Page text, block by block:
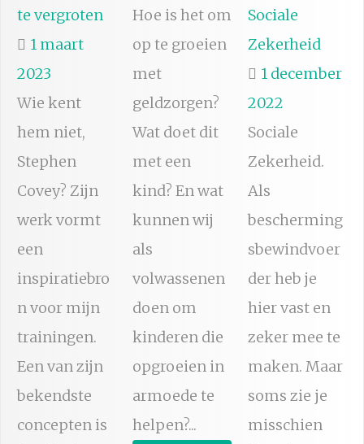
te vergroten
1 maart
2023
Wie kent
hem niet,
Stephen
Covey? Zijn
werk vormt
een
inspiratiebro
n voor mijn
trainingen.
Een van zijn
bekendste
concepten is
Hoe is het om
op te groeien
met
geldzorgen?
Wat doet dit
met een
kind? En wat
kunnen wij
als
volwassenen
doen om
kinderen die
opgroeien in
armoede te
helpen?...
Sociale
Zekerheid
1 december
2022
Sociale
Zekerheid.
Als
bescherming
sbewindvoer
der heb je
hier vast en
zeker mee te
maken. Maar
soms zie je
misschien